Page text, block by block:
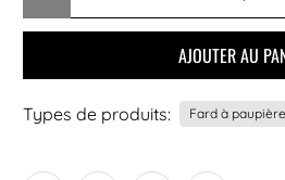
AJOUTER AU
Types de produits: Fard à